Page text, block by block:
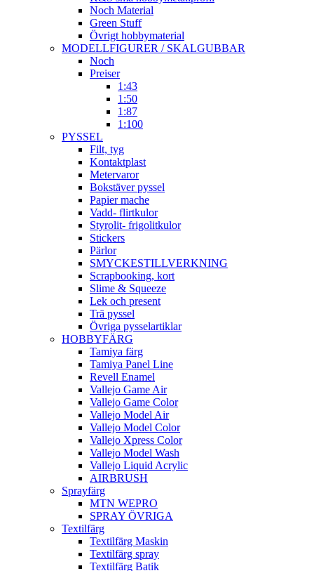
Noch Material
Green Stuff
Övrigt hobbymaterial
MODELLFIGURER / SKALGUBBAR
Noch
Preiser
1:43
1:50
1:87
1:100
PYSSEL
Filt, tyg
Kontaktplast
Metervaror
Bokstäver pyssel
Papier mache
Vadd- flirtkulor
Styrolit- frigolitkulor
Stickers
Pärlor
SMYCKESTILLVERKNING
Scrapbooking, kort
Slime & Squeeze
Lek och present
Trä pyssel
Övriga pysselartiklar
HOBBYFÄRG
Tamiya färg
Tamiya Panel Line
Revell Enamel
Vallejo Game Air
Vallejo Game Color
Vallejo Model Air
Vallejo Model Color
Vallejo Xpress Color
Vallejo Model Wash
Vallejo Liquid Acrylic
AIRBRUSH
Sprayfärg
MTN WEPRO
SPRAY ÖVRIGA
Textilfärg
Textilfärg Maskin
Textilfärg spray
Textilfärg Batik